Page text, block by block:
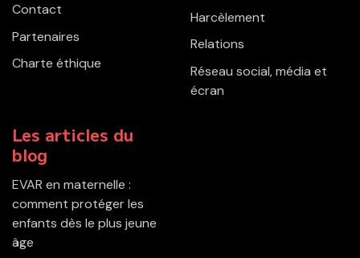
Contact
Partenaires
Charte éthique
Harcèlement
Relations
Réseau social, média et
écran
Les articles du
blog
EVAR en maternelle :
comment protéger les
enfants dès le plus jeune
âge